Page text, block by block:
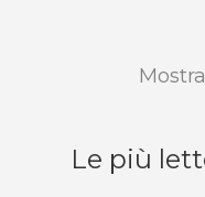
Le più